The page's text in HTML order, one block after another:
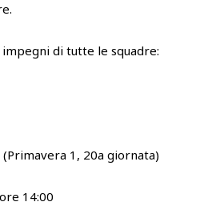
di tutte le squadre:
(Primavera 1, 20a giornata)
14:00